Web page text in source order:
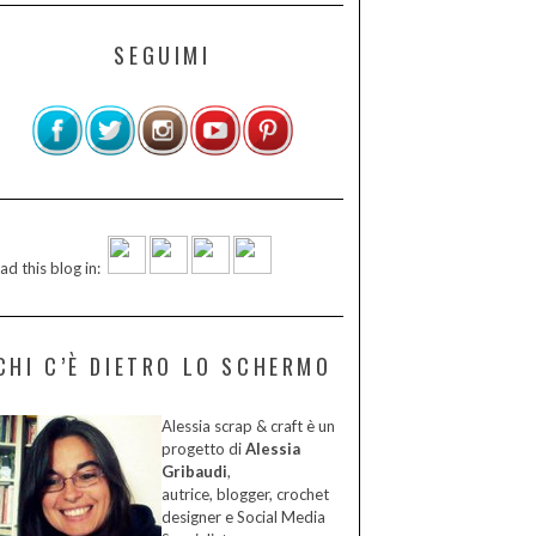
SEGUIMI
this blog in:
C’È DIETRO LO SCHERMO
Alessia scrap & craft è un
progetto diAlessia
Gribaudi,
autrice, blogger, crochet
designer e Social Media